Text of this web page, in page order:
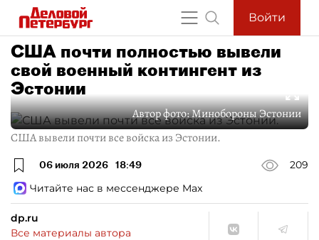
Войти
США почти полностью вывели
свой военный контингент из
Эстонии
Автор фото:Минобороны Эстонии
США вывели почти все войска из Эстонии.
06 июля 2026 18:49
209
Читайте нас в мессенджере Max
dp.ru
Все материалы автора